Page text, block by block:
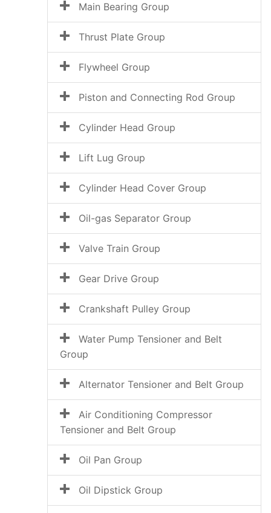
Main Bearing Group
Thrust Plate Group
Flywheel Group
Piston and Connecting Rod Group
Cylinder Head Group
Lift Lug Group
Cylinder Head Cover Group
Oil-gas Separator Group
Valve Train Group
Gear Drive Group
Crankshaft Pulley Group
Water Pump Tensioner and Belt
Group
Alternator Tensioner and Belt Group
Air Conditioning Compressor
Tensioner and Belt Group
Oil Pan Group
Oil Dipstick Group